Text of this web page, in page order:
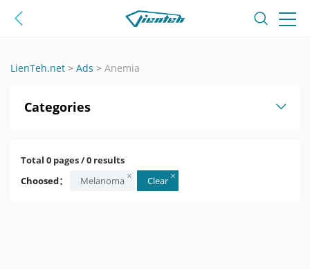
LienTeh.net > Ads > Anemia
Categories
Total 0 pages / 0 results
Choosed：
Melanoma Clear